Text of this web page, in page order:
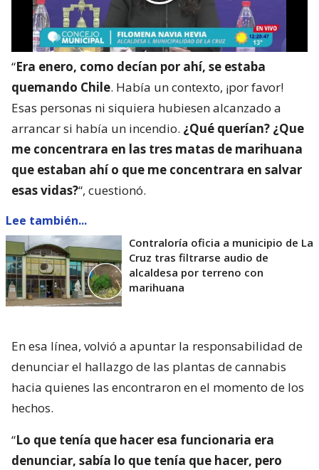
“Era enero, como decían por ahí, se estaba
quemando Chile. Había un contexto, ¡por favor!
Esas personas ni siquiera hubiesen alcanzado a
arrancar si había un incendio. ¿Qué querían? ¿Que
me concentrara en las tres matas de marihuana
que estaban ahí o que me concentrara en salvar
esas vidas?“, cuestionó.
Lee también...
Contraloría oficia a municipio de La
Cruz tras filtrarse audio de
alcaldesa por terreno con
marihuana
En esa línea, volvió a apuntar la responsabilidad de
denunciar el hallazgo de las plantas de cannabis
hacia quienes las encontraron en el momento de los
hechos.
“Lo que tenía que hacer esa funcionaria era
denunciar, sabía lo que tenía que hacer, pero